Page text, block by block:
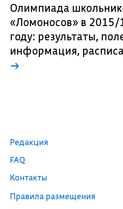
Олимпиада
«Ломоносов» в 2015/
году: результаты,
информация,
→
Редакция
FAQ
Контакты
Правила размещения